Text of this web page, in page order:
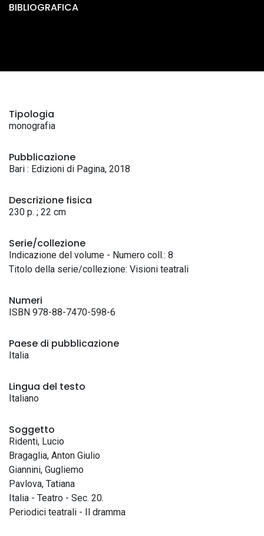
BIBLIOGRAFICA
Tipologia
monografia
Pubblicazione
Bari : Edizioni di Pagina, 2018
Descrizione fisica
230 p. ; 22 cm
Serie/collezione
Indicazione del volume - Numero coll.: 8
Titolo della serie/collezione: Visioni teatrali
Numeri
ISBN 978-88-7470-598-6
Paese di pubblicazione
Italia
Lingua del testo
Italiano
Soggetto
Ridenti, Lucio
Bragaglia, Anton Giulio
Giannini, Gugliemo
Pavlova, Tatiana
Italia - Teatro - Sec. 20.
Periodici teatrali - Il dramma